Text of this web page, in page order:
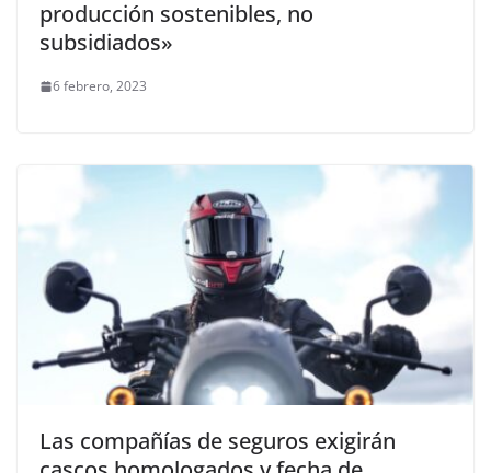
producción sostenibles, no
subsidiados»
6 febrero, 2023
Las compañías de seguros exigirán